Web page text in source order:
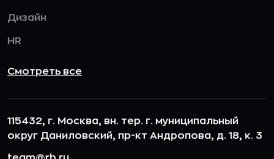
Дизайн
HR
Смотреть все
115432, г. Москва, вн. тер. г. муниципальный
округ Даниловский, пр-кт Андропова, д. 18, к. 3